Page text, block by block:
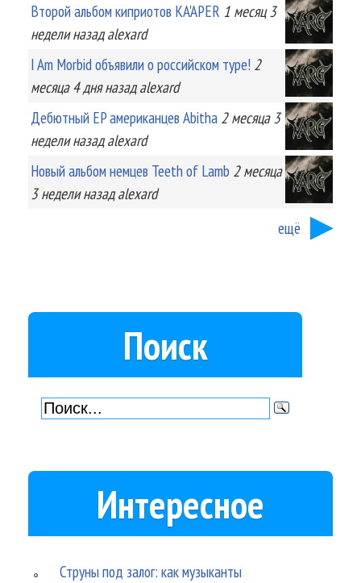
Второй альбом киприотов KA'APER 1 месяц 3
неделиназад alexard
I Am Morbid объявили о российском туре! 2
месяца 4 дняназад alexard
Дебютный EP американцев Abitha 2 месяца 3
неделиназад alexard
Новый альбом немцев Teeth of Lamb 2 месяца
3 неделиназад alexard
ещё
Поиск
Интересное
Струны под залог: как музыканты